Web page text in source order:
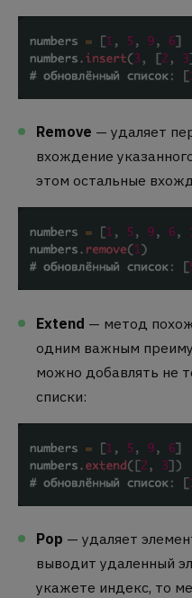
Remove — удаляет
вхождение
этом остальные
Extend — метод
одним важным
можно добавлять не
списки:
Pop — удаляет
выводит удаленный
укажете индекс, то